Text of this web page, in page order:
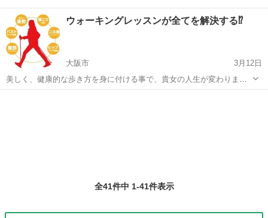
ウォーキングレッスンが全てを解決する⁉︎
大阪市
3月12日
美しく、健康的な歩き方を身に付ける事で、貴女の人生が変わりま
す！ ほんと？！と思われた方、 ぜひ、無料体験レッスンにお越しくだ
全41件中 1-41件表示